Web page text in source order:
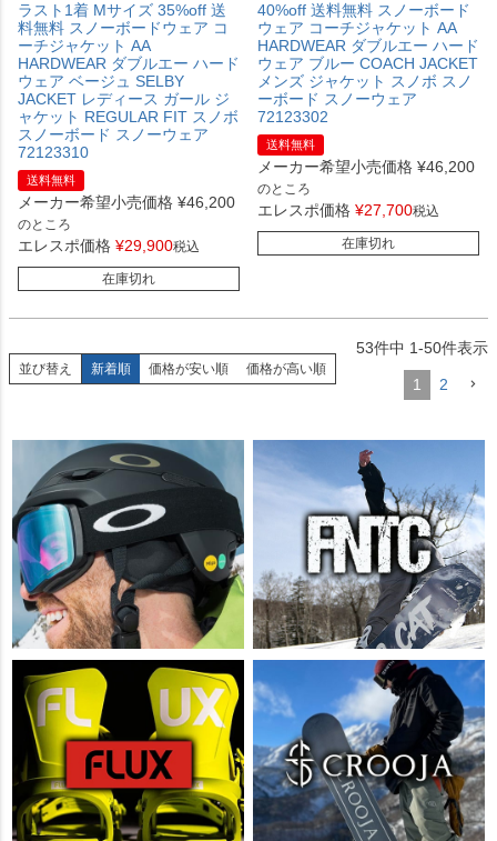
ラスト1着 Mサイズ 35%off 送
料無料 スノーボードウェア コ
ーチジャケット AA
HARDWEAR ダブルエー ハード
ウェア ベージュ SELBY
JACKET レディース ガール ジ
ャケット REGULAR FIT スノボ
スノーボード スノーウェア
72123310
送料無料
メーカー希望小売価格 ¥46,200
のところ
エレスポ価格 ¥29,900税込
在庫切れ
40%off 送料無料 スノーボード
ウェア コーチジャケット AA
HARDWEAR ダブルエー ハード
ウェア ブルー COACH JACKET
メンズ ジャケット スノボ スノ
ーボード スノーウェア
72123302
送料無料
メーカー希望小売価格 ¥46,200
のところ
エレスポ価格 ¥27,700税込
在庫切れ
並び替え 新着順 価格が安い順 価格が高い順
53件中 1-50件表示
1 2